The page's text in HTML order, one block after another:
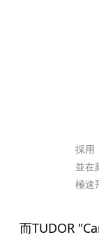
採用
並在
極速
而TUDOR